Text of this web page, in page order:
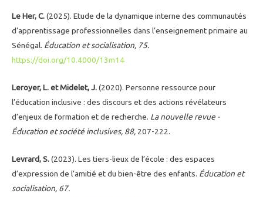
Le Her, C.(2025). Etude de la dynamique interne des communautés
d’apprentissage professionnelles dans l’enseignement primaire au
Sénégal. Éducation et socialisation, 75.
https://doi.org/10.4000/13m14
Leroyer, L. et Midelet, J.(2020). Personne ressource pour
l’éducation inclusive : des discours et des actions révélateurs
d’enjeux de formation et de recherche. La nouvelle revue -
Éducation et société inclusives, 88, 207-222.
Levrard, S.(2023). Les tiers-lieux de l’école : des espaces
d’expression de l’amitié et du bien-être des enfants. Éducation et
socialisation, 67.